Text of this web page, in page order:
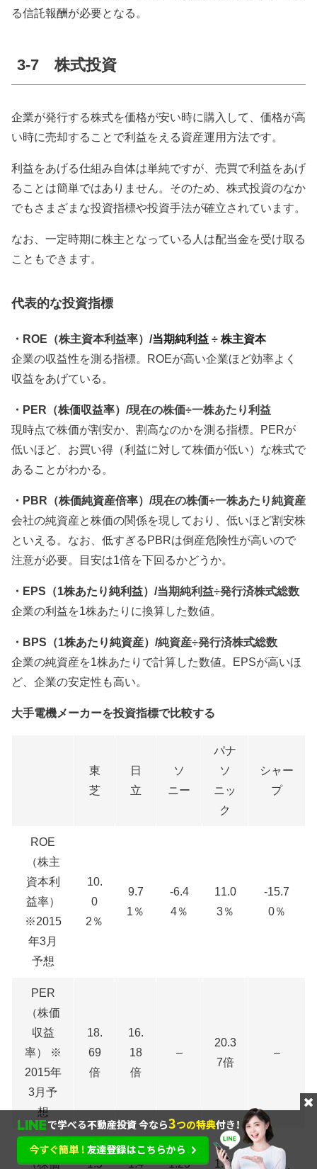
る信託報酬が必要となる。
3-7 株式投資
企業が発行する株式を価格が安い時に購入して、価格が高
い時に売却することで利益をえる資産運用方法です。
利益をあげる仕組み自体は単純ですが、売買で利益をあげ
ることは簡単ではありません。そのため、株式投資のなか
でもさまざまな投資指標や投資手法が確立されています。
なお、一定時期に株主となっている人は配当金を受け取る
こともできます。
代表的な投資指標
・ROE（株主資本利益率）/当期純利益 ÷ 株主資本
企業の収益性を測る指標。ROEが高い企業ほど効率よく
収益をあげている。
・PER（株価収益率）/現在の株価÷一株あたり利益
現時点で株価が割安か、割高なのかを測る指標。PERが
低いほど、お買い得（利益に対して株価が低い）な株式で
あることがわかる。
・PBR（株価純資産倍率）/現在の株価÷一株あたり純資産
会社の純資産と株価の関係を現しており、低いほど割安株
といえる。なお、低すぎるPBRは倒産危険性が高いので
注意が必要。目安は1倍を下回るかどうか。
・EPS（1株あたり純利益）/当期純利益÷発行済株式総数
企業の利益を1株あたりに換算した数値。
・BPS（1株あたり純資産）/純資産÷発行済株式総数
企業の純資産を1株あたりで計算した数値。EPSが高いほ
ど、企業の安定性も高い。
大手電機メーカーを投資指標で比較する
東
芝
日
立
ソ
ニー
パナ
ソ
ニッ
ク
シャー
プ
ROE
（株主
資本利
益率）
※2015
年3月
予想
10.
0
2％
9.7
1％
-6.4
4％
11.0
3％
-15.7
0％
PER
（株価
収益
率） ※
2015年
3月予
想
18.
69
倍
16.
18
倍
–
20.3
7倍
–
PBR
（株価
1.5 1.4 1.23
1.83